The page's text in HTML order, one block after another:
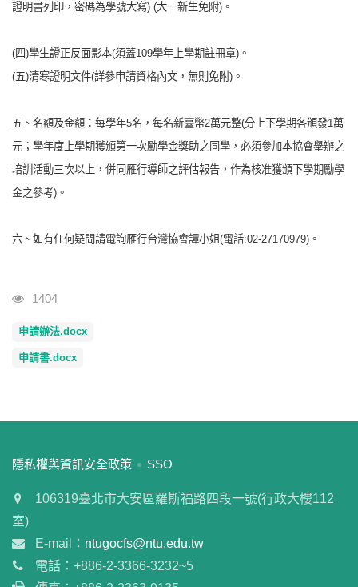
證明書列印，密碼為學號大寫) (大一新生免附)。
(四)學生證正反面影本(須蓋109學年上學期註冊章)。
(五)清寒證明文件(詳參申請資格內文，無則免附)。
五、名額及金額：每學年5名，每名新臺幣2萬元整(分上下學期各頒發1萬
元；學年度上學期獲頒第一次勵學金獎助之同學，必須參加本協會舉辦之
培訓活動三次以上，併同雁行導師之評估報告，作為核准獲頒下學期勵學
金之參考)。
六、如有任何疑問請電詢雁行台灣協會譚小姐(電話:02-27170979)。
瀏覽人次
1404
申請辦法.docx
申請書.docx
:::
隱私權與資訊安全政策 SSO
106319臺北市大安區羅斯福路四段一號(行政大樓112
室)
E-mail： ntugocfs@ntu.edu.tw
電話：+886-2-3366-3232~5